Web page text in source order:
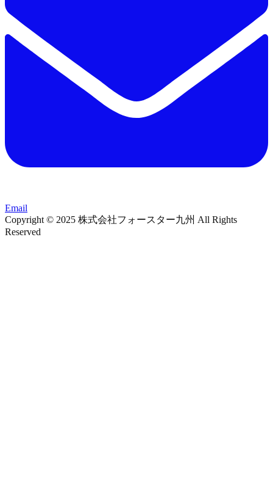
Email
Copyright © 2025 株式会社フォースター九州 All Rights
Reserved